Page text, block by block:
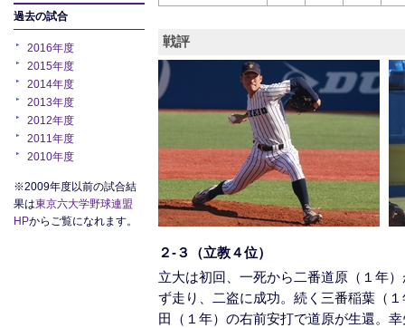
過去の試合
2016年度
2015年度
2014年度
2013年度
2012年度
2011年度
2010年度
※2009年度以前の試合結
果は東京六大学野球連盟
HPからご覧になれます。
戦評
２-３（立教４位）
立大は初回、一死から二番道原（１年
ず走り、二盗に成功。続く三番稲葉（
田（１年）の右前安打で道原が生還。